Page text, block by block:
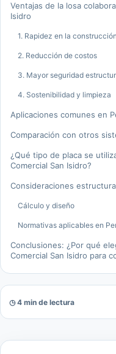
Ventajas de la losa
Isidro
1. Rapidez en la construcción
2. Reducción de costos
3. Mayor seguridad
4. Sostenibilidad y limpieza
Aplicaciones comunes en
Comparación con otros
¿Qué tipo de placa se
Comercial San Isidro?
Consideraciones
Cálculo y diseño
Normativas aplicables en
Conclusiones: ¿Por qué
Comercial San Isidro para
◷ 4 min de lectura